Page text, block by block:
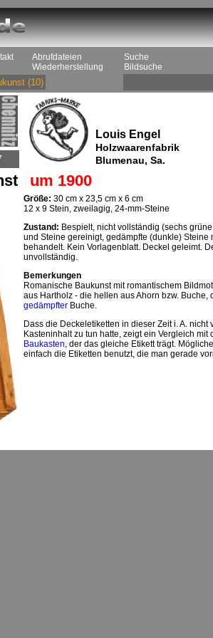
Abrufdateien
Wiederherstellung
Suche
Bildsuche
(10)
Louis Engel
Holzwaarenfabrik
Blumenau, Sa.
um 1900
Größe: 30 cm x 23,5 cm x 6 cm
12 x 9 Stein, zweilagig, 24-mm-Steine
Zustand: Bespielt, nicht vollständig (sechs
und Steine gereinigt, gedämpfte (dunkle) Steine
behandelt. Kein Vorlagenblatt. Deckel geleimt.
unvollständig.
Bemerkungen
Romanische Baukunst mit romantischem
aus Hartholz - die hellen aus Ahorn bzw. Buche,
gedämpfter Buche.
Dass die Deckeletiketten in dieser Zeit i. A. nicht
Kasteninhalt zu tun hatte, zeigt ein Vergleich mit
Baukasten, der das gleiche Etikett trägt.
einfach die Etiketten benutzt, die man gerade